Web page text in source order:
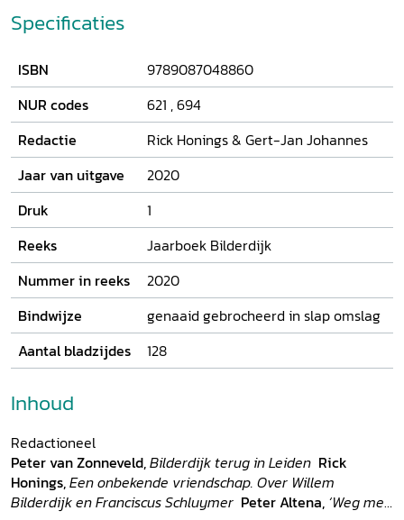
tegen den geest der eeuw. Christophe Madelein vergelijkt
de rol van het sublieme bij Bilderdijk en William Blake,
perspectief plaatst en de Bilderdijk-vereerder C.H.
Clemens onder het stof vandaan haalt. Verder nog enkele
korte bijdragen. Het jaarboek wordt besloten met een
tweetal recensies.
Specificaties
ISBN
9789087048860
NUR codes
621 ,694
Redactie
Rick Honings & Gert-Jan Johannes
Jaar van uitgave
2020
Druk
1
Reeks
Jaarboek Bilderdijk
Nummer in reeks
2020
Bindwijze
genaaid gebrocheerd in slap omslag
Aantal bladzijdes
128
Inhoud
Redactioneel
Peter van Zonneveld,Bilderdijk terug in Leiden Rick
Honings,Een onbekende vriendschap. Over Willem
Bilderdijk en Franciscus Schluymer Peter Altena, ‘Weg met